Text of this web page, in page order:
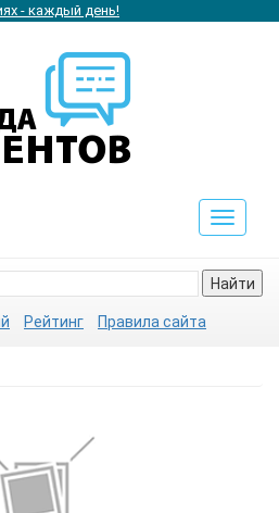
- каждый день!
Toggle
Найти
Рейтинг Правила сайта